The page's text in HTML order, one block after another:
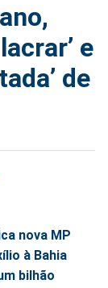
e
de
nova MP
à Bahia
bilhão